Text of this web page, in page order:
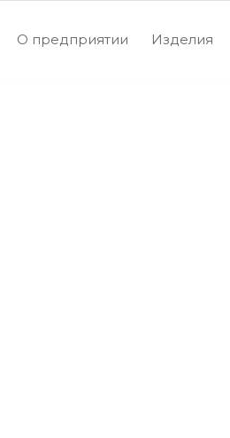
О предприятии Изделия